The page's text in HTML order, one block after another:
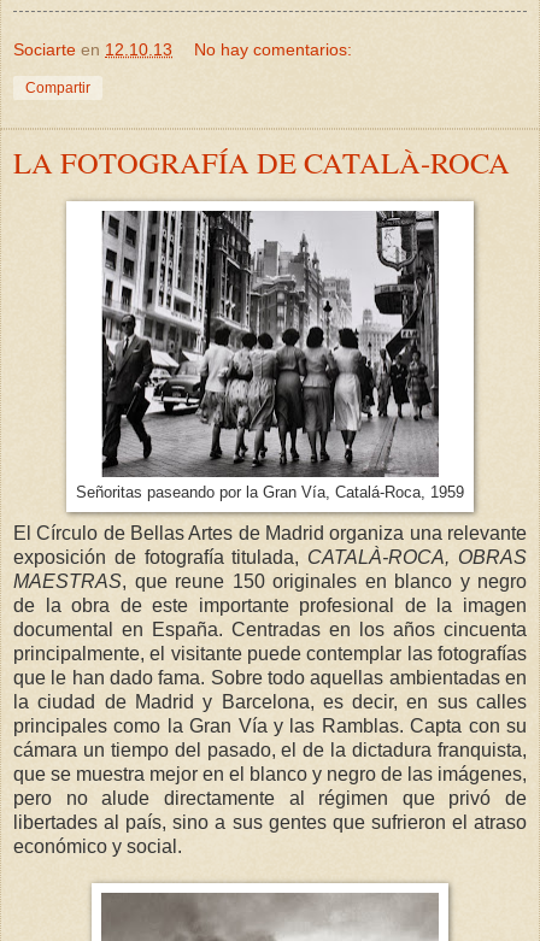
Sociarte en 12.10.13 No hay comentarios:
Compartir
LA FOTOGRAFÍA DE CATALÀ-ROCA
Señoritas paseando por la Gran Vía, Catalá-Roca, 1959
El Círculo de Bellas Artes de Madrid organiza una relevante
exposición de fotografía titulada, CATALÀ-ROCA, OBRAS
MAESTRAS, que reune 150 originales en blanco y negro
de la obra de este importante profesional de la imagen
documental en España. Centradas en los años cincuenta
principalmente, el visitante puede contemplar las fotografías
que le han dado fama. Sobre todo aquellas ambientadas en
la ciudad de Madrid y Barcelona, es decir, en sus calles
principales como la Gran Vía y las Ramblas. Capta con su
cámara un tiempo del pasado, el de la dictadura franquista,
que se muestra mejor en el blanco y negro de las imágenes,
pero no alude directamente al régimen que privó de
libertades al país, sino a sus gentes que sufrieron el atraso
económico y social.